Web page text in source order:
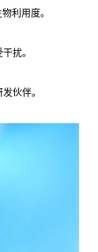
利用度。
扰。
伙伴。